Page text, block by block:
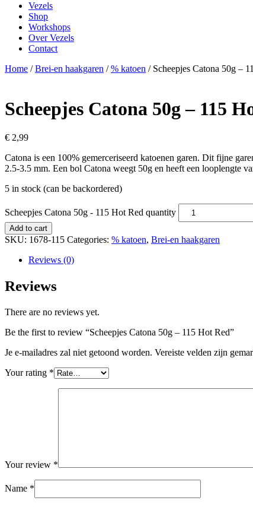
Vezels
Shop
Workshops
Over Vezels
Contact
Home /Brei-en haakgaren /% katoen / Scheepjes Catona 50g –
Scheepjes Catona 50g – 115
€ 2,99
Catona is een 100% gemerceriseerd katoenen garen. Dit fijne
2.5-3.5 mm. Een bol Catona weegt 50g en heeft een looplengte
5 in stock (can be backordered)
Scheepjes Catona 50g - 115 Hot Red quantity
Add to cart
SKU: 1678-115 Categories: % katoen, Brei-en haakgaren
Reviews (0)
Reviews
There are no reviews yet.
Be the first to review “Scheepjes Catona 50g – 115 Hot Red”
Je e-mailadres zal niet getoond worden. Vereiste velden zijn
Your rating *
Your review *
Name *